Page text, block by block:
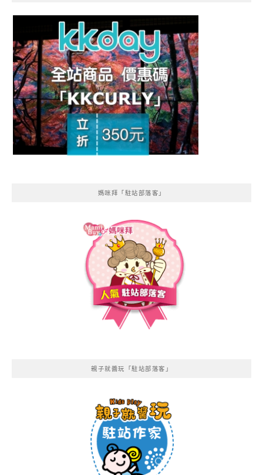
媽咪拜「駐站部落客」
親子就醬玩「駐站部落客」